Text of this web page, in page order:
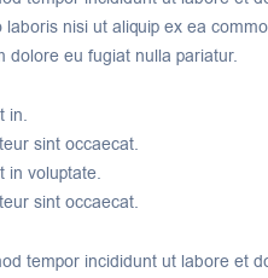
nisi ut aliquip ex ea
dolore eu fugiat nulla pariatur.
in.
sint occaecat.
in voluptate.
sint occaecat.
tempor incididunt ut labore et